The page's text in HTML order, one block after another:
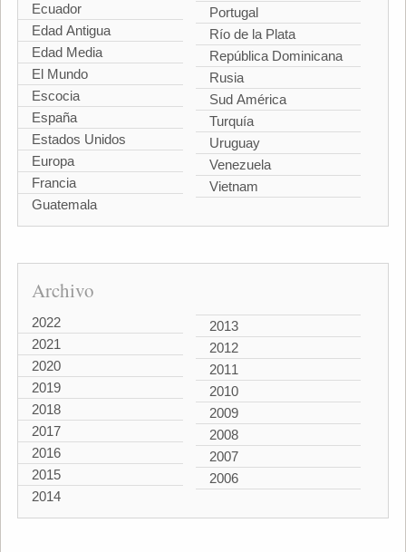
Ecuador
Edad Antigua
Edad Media
El Mundo
Escocia
España
Estados Unidos
Europa
Francia
Guatemala
Portugal
Río de la Plata
República Dominicana
Rusia
Sud América
Turquía
Uruguay
Venezuela
Vietnam
Archivo
2022
2021
2020
2019
2018
2017
2016
2015
2014
2013
2012
2011
2010
2009
2008
2007
2006